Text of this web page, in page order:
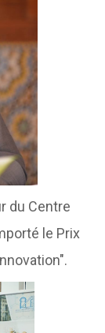
du Centre
le Prix